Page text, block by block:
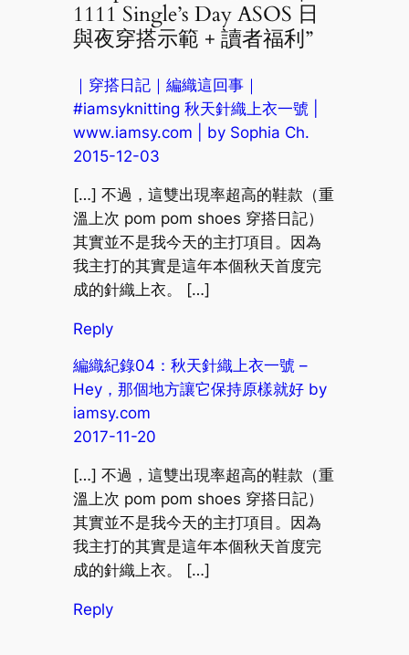
1111 Single’s Day ASOS 日
與夜穿搭示範 + 讀者福利”
｜穿搭日記｜編織這回事｜
#iamsyknitting 秋天針織上衣一號 |
www.iamsy.com | by Sophia Ch.
2015-12-03
[…] 不過，這雙出現率超高的鞋款（重
溫上次 pom pom shoes 穿搭日記）
其實並不是我今天的主打項目。因為
我主打的其實是這年本個秋天首度完
成的針織上衣。 […]
Reply
編織紀錄04：秋天針織上衣一號 –
Hey，那個地方讓它保持原樣就好 by
iamsy.com
2017-11-20
[…] 不過，這雙出現率超高的鞋款（重
溫上次 pom pom shoes 穿搭日記）
其實並不是我今天的主打項目。因為
我主打的其實是這年本個秋天首度完
成的針織上衣。 […]
Reply